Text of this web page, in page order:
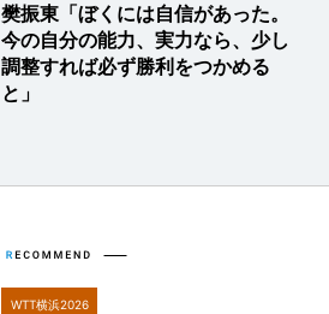
樊振東「ぼくには自信があった。
今の自分の能力、実力なら、少し
調整すれば必ず勝利をつかめる
と」
WTT横浜2026